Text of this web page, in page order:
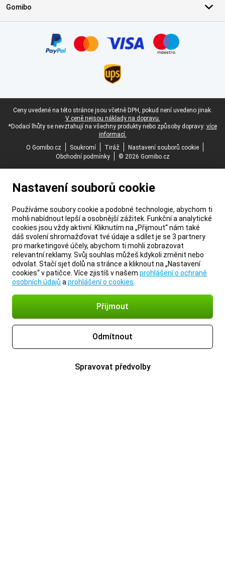
Gomibo
Právní zápatí
Ceny uvedené na této stránce jsou včetně DPH, pokud není uvedeno jinak.
V ceně nejsou náklady na dopravu.
*Dodací lhůty se nevztahují na všechny produkty nebo způsoby dopravy: více
informací.
O Gomibo.cz
Soukromí Tiráž
Nastavení souborů cookie
Obchodní podmínky
© 2026 Gomibo.cz
Nastavení souborů cookie
Používáme soubory cookie a podobné technologie, abychom ti
mohli nabídnout lepší a osobnější zážitek. Funkční a analytické
cookies jsou vždy aktivní. Kliknutím na „Přijmout“ nám také
dáš svolení shromažďovat tvé údaje a sdílet je se 3 partnery
pro marketingové účely, abychom ti mohli zobrazovat
relevantní reklamy. Svůj souhlas můžeš kdykoli změnit nebo
odvolat. Stačí sjet dolů na stránce a kliknout na „Nastavení
cookies“ v patičce. Více zjistíš v našem prohlášení o ochraně
osobních údajů a prohlášení o cookies
Přijmout
Odmítnout
Spravovat předvolby